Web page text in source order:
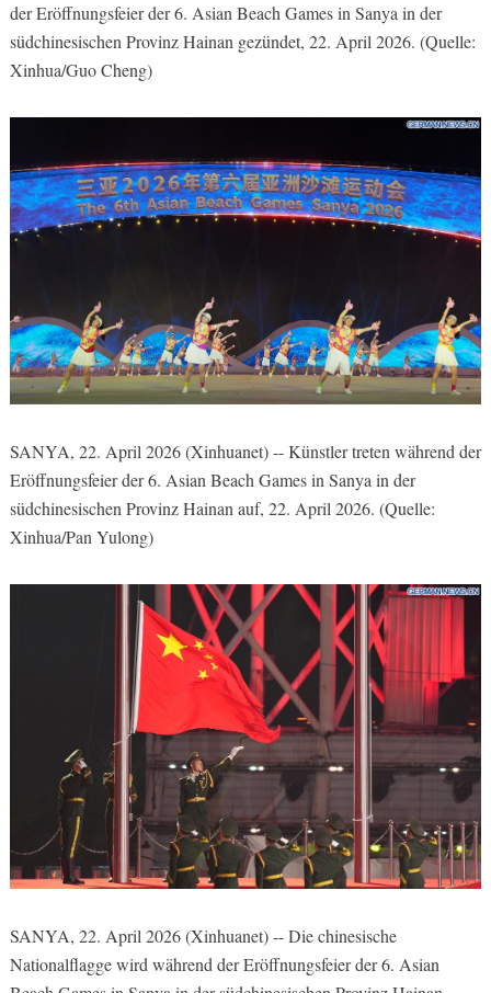
der Eröffnungsfeier der 6. Asian Beach Games in Sanya in der
südchinesischen Provinz Hainan gezündet, 22. April 2026. (Quelle:
Xinhua/Guo Cheng)
SANYA, 22. April 2026 (Xinhuanet) -- Künstler treten während der
Eröffnungsfeier der 6. Asian Beach Games in Sanya in der
südchinesischen Provinz Hainan auf, 22. April 2026. (Quelle:
Xinhua/Pan Yulong)
SANYA, 22. April 2026 (Xinhuanet) -- Die chinesische
Nationalflagge wird während der Eröffnungsfeier der 6. Asian